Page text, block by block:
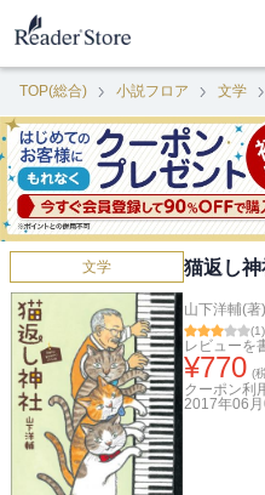
TOP(総合) 小説フロア 文学
文学 猫返し神
山下洋輔(著)
(1)
レビューを
¥770 (
クーポン利
2017年06月